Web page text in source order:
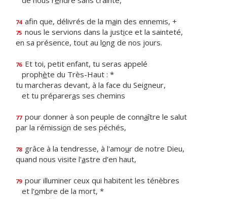
74 afin que, délivrés de la main des ennemis, +
75 nous le servions dans la justice et la sainteté,
en sa présence, tout au long de nos jours.
76 Et toi, petit enfant, tu seras appelé
prophète du Très-Haut : *
tu marcheras devant, à la face du Seigneur,
et tu prépareras ses chemins
77 pour donner à son peuple de connaître le salut
par la rémission de ses péchés,
78 grâce à la tendresse, à l'amour de notre Dieu,
quand nous visite l'astre d'en haut,
79 pour illuminer ceux qui habitent les ténèbres
et l'ombre de la mort, *